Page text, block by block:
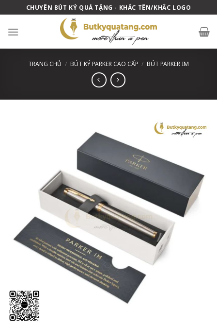
to
content
CHUYÊN BÚT KÝ QUÀ TẶNG - KHẮC TÊN/KHẮC LOGO
TRANG CHỦ / BÚT KÝ PARKER CAO CẤP / BÚT PARKER IM